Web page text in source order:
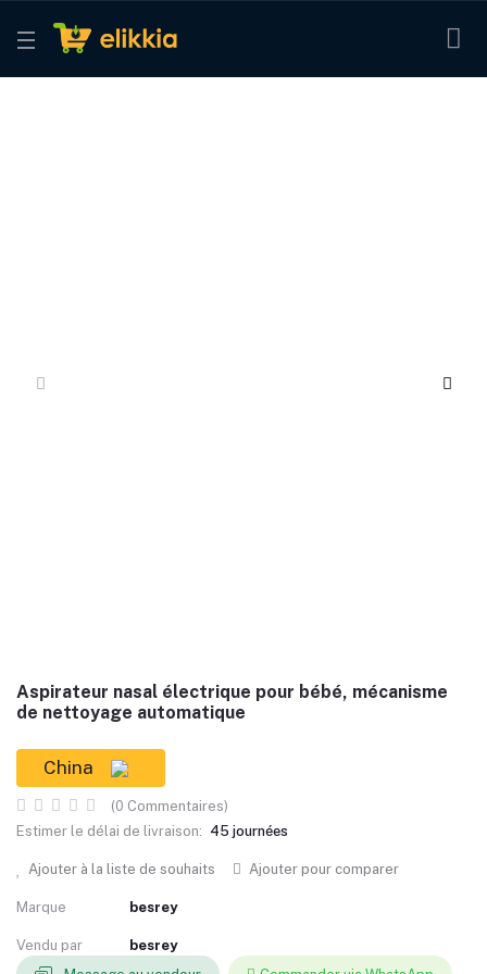
Aspirateur nasal électrique pour bébé, mécanisme
de nettoyage automatique
China
(0 Commentaires)
Estimer le délai de livraison: 45 journées
Ajouter à la liste de souhaits Ajouter pour comparer
Marque besrey
Vendu par
besrey